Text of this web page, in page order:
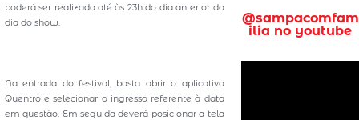
poderá ser realizada até às 23h do dia anterior do
dia do show.
Na entrada do festival, basta abrir o aplicativo
Quentro e selecionar o ingresso referente à data
em questão. Em seguida deverá posicionar a tela
@sampacomfam
ilia no youtube